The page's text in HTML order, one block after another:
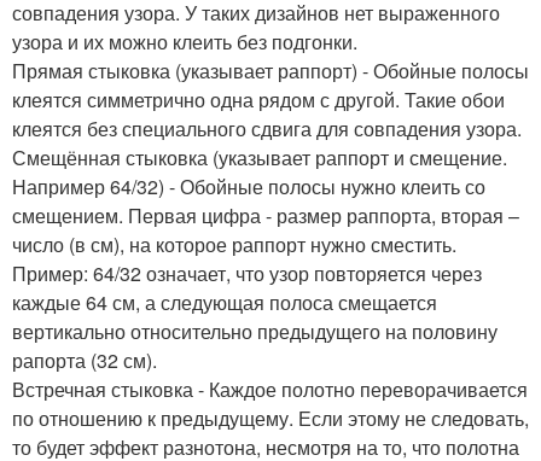
совпадения узора. У таких дизайнов нет выраженного
узора и их можно клеить без подгонки.
Прямая стыковка (указывает раппорт) - Обойные полосы
клеятся симметрично одна рядом с другой. Такие обои
клеятся без специального сдвига для совпадения узора.
Смещённая стыковка (указывает раппорт и смещение.
Например 64/32) - Обойные полосы нужно клеить со
смещением. Первая цифра - размер раппорта, вторая –
число (в см), на которое раппорт нужно сместить.
Пример: 64/32 означает, что узор повторяется через
каждые 64 см, а следующая полоса смещается
вертикально относительно предыдущего на половину
рапорта (32 см).
Встречная стыковка - Каждое полотно переворачивается
по отношению к предыдущему. Если этому не следовать,
то будет эффект разнотона, несмотря на то, что полотна